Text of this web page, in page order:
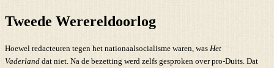
Tweede Werereldoorlog
Hoewel redacteuren tegen het nationaalsocialisme waren, was Het
Vaderland dat niet. Na de bezetting werd zelfs gesproken over pro-Duits. Dat